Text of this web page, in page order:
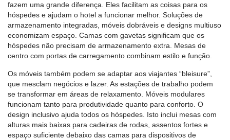
fazem uma grande diferença. Eles facilitam as coisas para os
hóspedes e ajudam o hotel a funcionar melhor. Soluções de
armazenamento integradas, móveis dobráveis ​​e designs multiuso
economizam espaço. Camas com gavetas significam que os
hóspedes não precisam de armazenamento extra. Mesas de
centro com portas de carregamento combinam estilo e função.
Os móveis também podem se adaptar aos viajantes “bleisure”,
que mesclam negócios e lazer. As estações de trabalho podem
se transformar em áreas de relaxamento. Móveis modulares
funcionam tanto para produtividade quanto para conforto. O
design inclusivo ajuda todos os hóspedes. Isto inclui mesas com
alturas mais baixas para cadeiras de rodas, assentos fortes e
espaço suficiente debaixo das camas para dispositivos de